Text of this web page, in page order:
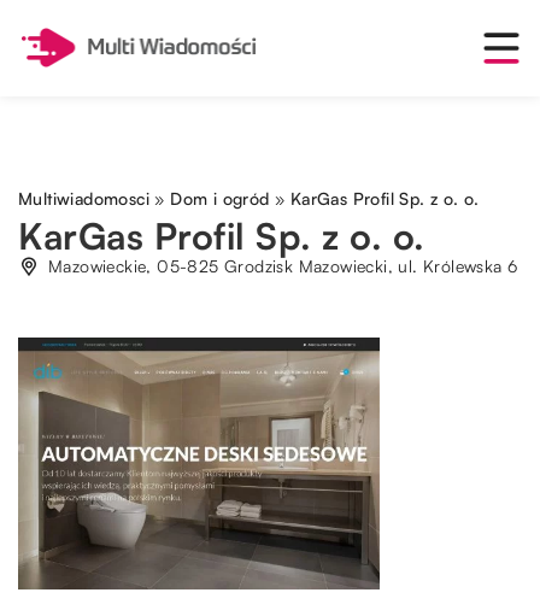
Multiwiadomosci » Dom i ogród » KarGas Profil Sp. z o. o.
KarGas Profil Sp. z o. o.
Mazowieckie, 05-825 Grodzisk Mazowiecki, ul. Królewska 6